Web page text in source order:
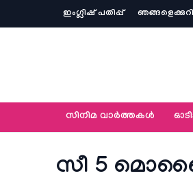
ഇംഗ്ലീഷ് പതിപ്പ്
സിനിമ വാര്‍ത്തകള്‍
സീ 5